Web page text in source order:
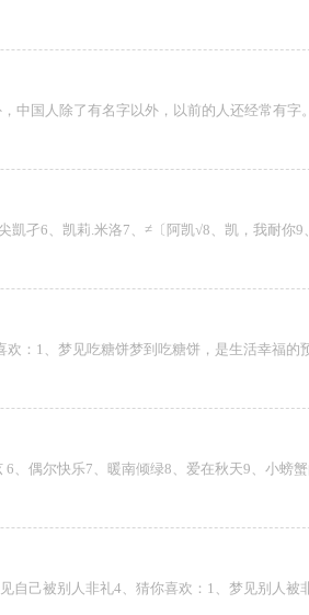
国人除了有名字以外，以前的人还经常有字
6、凯莉.米洛7、≠〔阿凯√8、凯，我耐你9
1、梦见吃糖饼梦到吃糖饼，是生活幸福的
偶尔快乐7、暖南倾绿8、爱在秋天9、小螃
己被别人非礼4、猜你喜欢：1、梦见别人被